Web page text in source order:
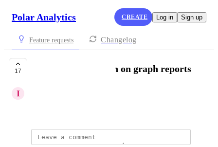
Polar Analytics CREATE Log in Sign up
Feature requests Changelog
17 See data comparison on graph reports
I